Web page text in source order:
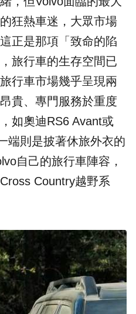
狂熱車迷，大眾市場
正是那項「致命的陷
旅行車的生存空間已
行車市場幾乎呈現兩
貴、專門服務於重度
如奧迪RS6 Avant或
端則是披著休旅外衣的
自己的旅行車陣容，
Country越野系